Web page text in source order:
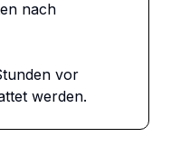
nach
vor
werden.